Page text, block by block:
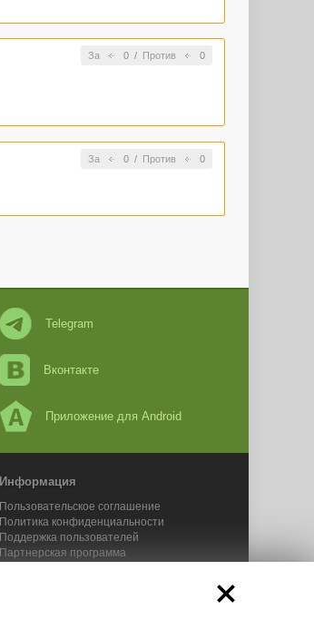
За 0/ Против 0
За 0/ Против 0
Telegram
Вконтакте
Приложение для Android
Информация
Пользовательское соглашение
Политика конфиденциальности
Поддержка пользователей
Партнерская программа